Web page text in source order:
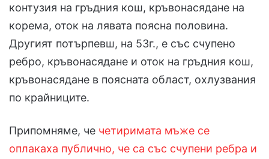
контузия на гръдния кош, кръвонасядане на
корема, оток на лявата поясна половина.
Другият потърпевш, на 53г., е със счупено
ребро, кръвонасядане и оток на гръдния кош,
кръвонасядане в поясната област, охлузвания
по крайниците.
Припомняме, че четиримата мъже се
оплакаха публично, че са със счупени ребра и